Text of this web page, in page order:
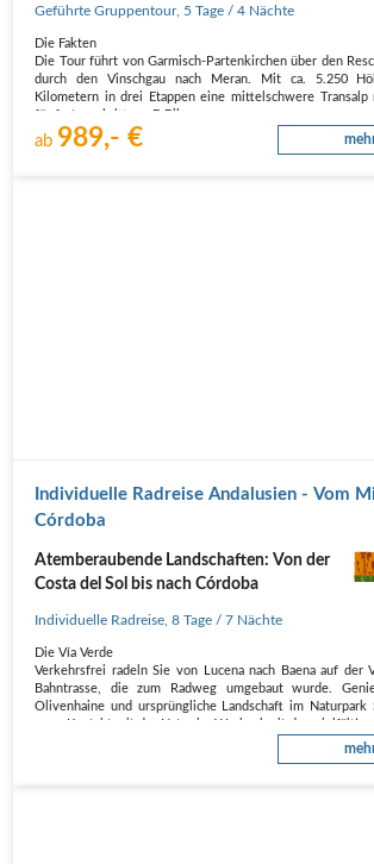
Geführte Gruppentour, 5 Tage / 4 Nächte
Die Fakten
Die Tour führt von Garmisch-Partenkirchen über den
durch den Vinschgau nach Meran. Mit ca. 5.250
Kilometern in drei Etappen eine mittelschwere Transalp
Die Anforderungen
Die Route verläuft…
ab 989,- €
Individuelle Radreise Andalusien - Vom
Córdoba
Atemberaubende Landschaften: Von der
Costa del Sol bis nach Córdoba
Individuelle Radreise ,8 Tage / 7 Nächte
Die Vía Verde
Verkehrsfrei radeln Sie von Lucena nach Baena auf der
Bahntrasse, die zum Radweg umgebaut wurde.
Olivenhaine und ursprüngliche Landschaft im Naturpark